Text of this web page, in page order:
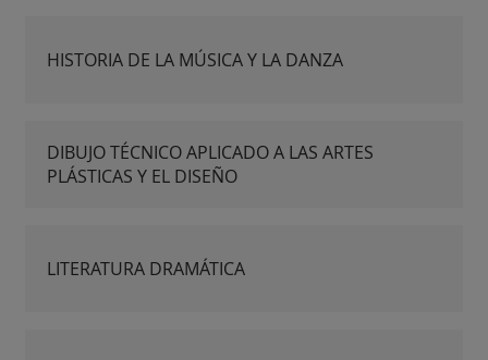
HISTORIA DE LA MÚSICA Y LA DANZA
DIBUJO TÉCNICO APLICADO A LAS ARTES
PLÁSTICAS Y EL DISEÑO
LITERATURA DRAMÁTICA